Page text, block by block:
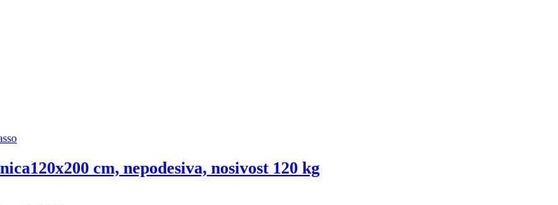
120x200 cm, nepodesiva, nosivost 120 kg